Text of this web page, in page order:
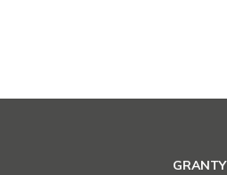
GRANTY